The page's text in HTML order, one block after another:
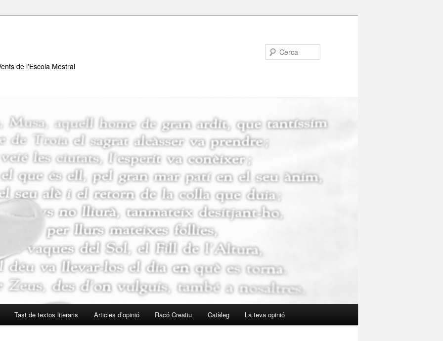
de l'Escola Mestral
Tast de textos literaris Articles d’opinió Racó Creatiu Catàleg La teva opinió